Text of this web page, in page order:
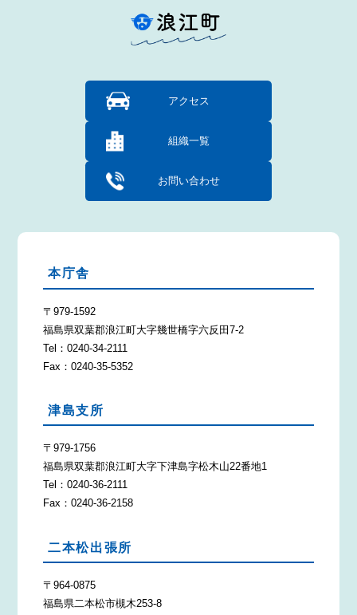
アクセス
組織一覧
お問い合わせ
本庁舎
〒979-1592
福島県双葉郡浪江町大字幾世橋字六反田7-2
Tel：0240-34-2111
Fax：0240-35-5352
津島支所
〒979-1756
福島県双葉郡浪江町大字下津島字松木山22番地1
Tel：0240-36-2111
Fax：0240-36-2158
二本松出張所
〒964-0875
福島県二本松市槻木253-8